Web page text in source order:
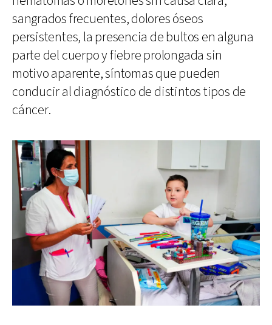
sangrados frecuentes, dolores óseos
persistentes, la presencia de bultos en alguna
parte del cuerpo y fiebre prolongada sin
motivo aparente, síntomas que pueden
conducir al diagnóstico de distintos tipos de
cáncer.